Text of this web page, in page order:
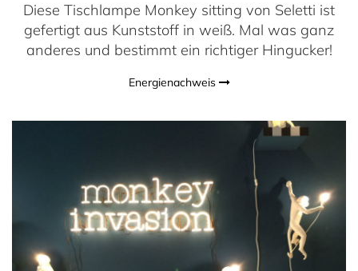
Diese Tischlampe Monkey sitting von Seletti ist
gefertigt aus Kunststoff in weiß. Mal was ganz
anderes und bestimmt ein richtiger Hingucker!
Energienachweis